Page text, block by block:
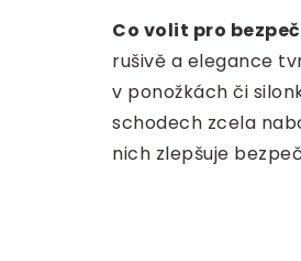
Co volit pro
rušivě a elegance
v ponožkách či
schodech zcela
nich zlepšuje